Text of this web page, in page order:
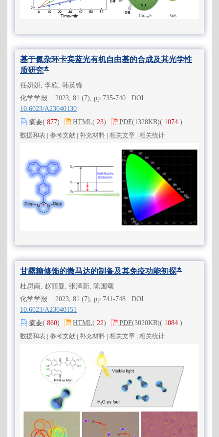
基于氮杂环卡宾蓝光有机自由基的合成及其光学性
质研究★
任妍妍, 李欣, 韩英锋
化学学报 2023, 81 (7), pp 735-740 DOI:
10.6023/A23040130
摘要( 877) HTML( 23) PDF(1328KB)( 1074 )
数据和表 | 参考文献 | 补充材料 | 相关文章 | 相关统计
甘露糖修饰的微马达的制备及其免疫功能初探★
杜思南, 赵丽曼, 张泽新, 陈国颂
化学学报 2023, 81 (7), pp 741-748 DOI:
10.6023/A23040151
摘要( 860) HTML( 22) PDF(3020KB)( 1084 )
数据和表 | 参考文献 | 补充材料 | 相关文章 | 相关统计